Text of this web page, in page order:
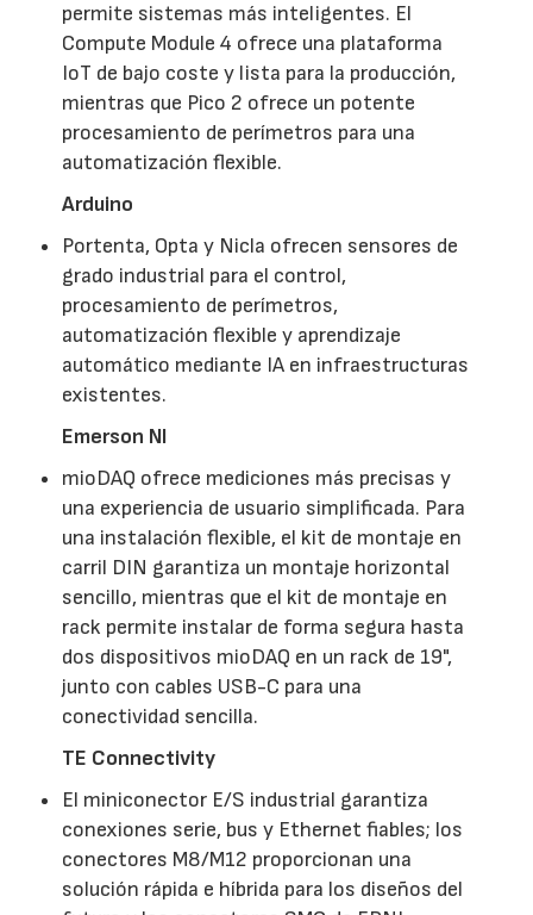
permite sistemas más inteligentes. El
Compute Module 4 ofrece una plataforma
IoT de bajo coste y lista para la producción,
mientras que Pico 2 ofrece un potente
procesamiento de perímetros para una
automatización flexible.
Arduino
Portenta, Opta y Nicla ofrecen sensores de
grado industrial para el control,
procesamiento de perímetros,
automatización flexible y aprendizaje
automático mediante IA en infraestructuras
existentes.
Emerson NI
mioDAQ ofrece mediciones más precisas y
una experiencia de usuario simplificada. Para
una instalación flexible, el kit de montaje en
carril DIN garantiza un montaje horizontal
sencillo, mientras que el kit de montaje en
rack permite instalar de forma segura hasta
dos dispositivos mioDAQ en un rack de 19",
junto con cables USB-C para una
conectividad sencilla.
TE Connectivity
El miniconector E/S industrial garantiza
conexiones serie, bus y Ethernet fiables; los
conectores M8/M12 proporcionan una
solución rápida e híbrida para los diseños del